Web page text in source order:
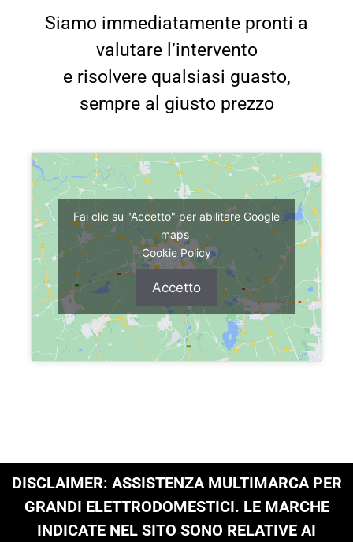
Siamo immediatamente pronti a
valutare l’intervento
e risolvere qualsiasi guasto,
sempre al giusto prezzo
Fai clic su "Accetto" per abilitare Google
maps
Cookie Policy
Accetto
DISCLAIMER: ASSISTENZA MULTIMARCA PER
GRANDI ELETTRODOMESTICI. LE MARCHE
INDICATE NEL SITO SONO RELATIVE AI